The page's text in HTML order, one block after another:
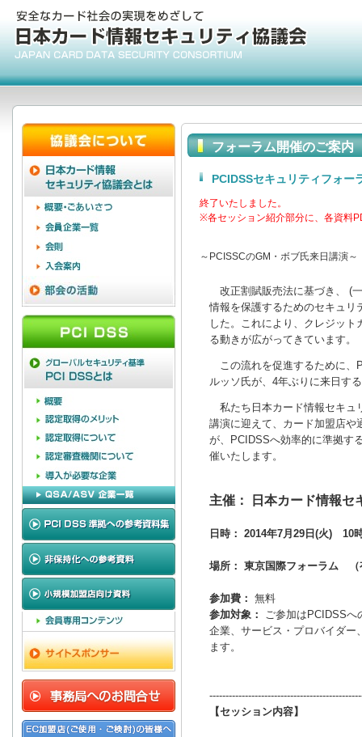
フォーラム開催のご案内
PCIDSSセキュリティフォー
終了いたしました。
※各セッション紹介部分に、各資料
～PCISSCのGM・ボブ氏来日講演～
改正割賦販売法に基づき、 (
情報を保護するためのセキュリ
した。これにより、クレジッ
る動きが広がってきています。
この流れを促進するために、
ルッソ氏が、4年ぶりに来日す
私たち日本カード情報セキュ
講演に迎えて、カード加盟店や
が、PCIDSSへ効率的に準拠す
催いたします。
主催： 日本カード情報
日時： 2014年7月29日(火) 10
場所： 東京国際フォーラム （
参加費： 無料
参加対象：
ご参加はPCIDSSへ
企業、サービス・プロバイダー
ます。
【セッション内容】